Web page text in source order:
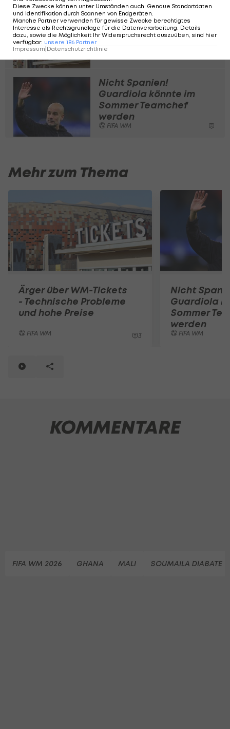
Ärger über WM-Tickets
- Technische Probleme
und hohe Preise
Nicht Spanien!
Guardiola könnte im
Sommer Teamchef
werden
FIFA WM
Mehr zum Thema
Ärger über WM-Tickets
- Technische Probleme
und hohe Preise
FIFA WM 3
Nicht
Guardiola
Sommer
werden
FIFA WM
KOMMENTARE
FIFA WM 2026 GHANA MALI SOUMAILA DIABATE
Diese Zwecke können unter Umständen auch: Genaue Standortdaten
und Identifikation durch Scannen von Endgeräten
Manche Partner verwenden für gewisse Zwecke berechtigtes
Interesse als Rechtsgrundlage für die Datenverarbeitung. Details
dazu, sowie die Möglichkeit Ihr Widerspruchsrecht auszuüben, sind hier
verfügbar: unsere 186 Partner
Impressum|Datenschutzrichtlinie